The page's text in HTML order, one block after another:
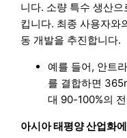
니다. 소량 특수 생산
킵니다. 최종 사용자와
동 개발을 추진합니다.
예를 들어, 안트
를 결합하면
대 90-100%의
아시아 태평양 산업화